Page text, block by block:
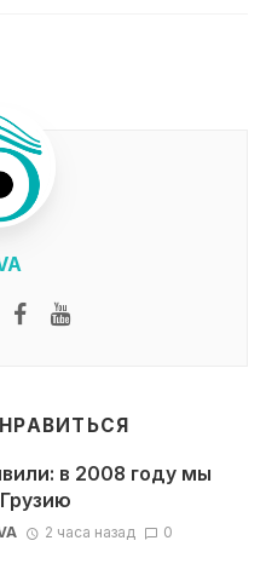
TwitterFacebook
в 2008 году мы
2 часа назад 0